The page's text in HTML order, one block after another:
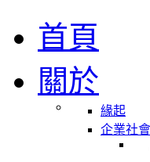
首頁
關於
緣起
企業社